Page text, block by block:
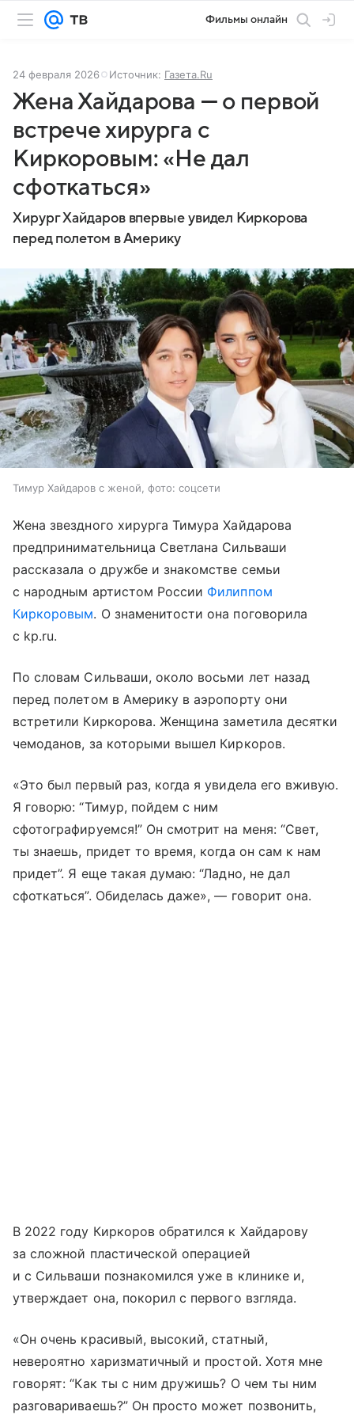
Фильмы онлайн
24 февраля 2026 Источник: Газета.Ru
Жена Хайдарова — о первой
встрече хирурга с
Киркоровым: «Не дал
сфоткаться»
Хирург Хайдаров впервые увидел Киркорова
перед полетом в Америку
Тимур Хайдаров с женой, фото: соцсети
Жена звездного хирурга Тимура Хайдарова
предпринимательница Светлана Сильваши
рассказала о дружбе и знакомстве семьи
с народным артистом России Филиппом
Киркоровым. О знаменитости она поговорила
с kp.ru.
По словам Сильваши, около восьми лет назад
перед полетом в Америку в аэропорту они
встретили Киркорова. Женщина заметила десятки
чемоданов, за которыми вышел Киркоров.
«Это был первый раз, когда я увидела его вживую.
Я говорю: “Тимур, пойдем с ним
сфотографируемся!” Он смотрит на меня: “Свет,
ты знаешь, придет то время, когда он сам к нам
придет”. Я еще такая думаю: “Ладно, не дал
сфоткаться”. Обиделась даже», — говорит она.
В 2022 году Киркоров обратился к Хайдарову
за сложной пластической операцией
и с Сильваши познакомился уже в клинике и,
утверждает она, покорил с первого взгляда.
«Он очень красивый, высокий, статный,
невероятно харизматичный и простой. Хотя мне
говорят: “Как ты с ним дружишь? О чем ты ним
разговариваешь?” Он просто может позвонить,